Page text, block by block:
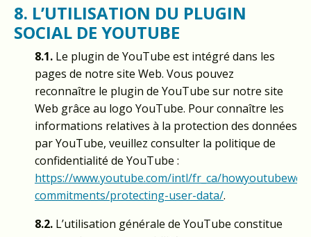
8. L’UTILISATION DU PLUGIN
SOCIAL DE YOUTUBE
8.1. Le plugin de YouTube est intégré dans les
pages de notre site Web. Vous pouvez
reconnaître le plugin de YouTube sur notre site
Web grâce au logo YouTube. Pour connaître les
informations relatives à la protection des données
par YouTube, veuillez consulter la politique de
confidentialité de YouTube :
https://www.youtube.com/intl/fr_ca/
commitments/protecting-user-data/.
8.2. L’utilisation générale de YouTube constitue